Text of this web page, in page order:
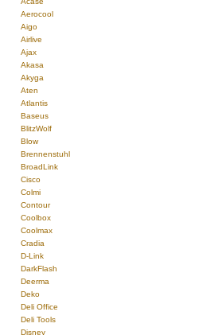
Aerocool
Aigo
Airlive
Ajax
Akasa
Akyga
Aten
Atlantis
Baseus
BlitzWolf
Blow
Brennenstuhl
BroadLink
Cisco
Colmi
Contour
Coolbox
Coolmax
Cradia
D-Link
DarkFlash
Deerma
Deko
Deli Office
Deli Tools
Disney